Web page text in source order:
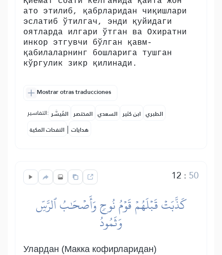
ато этилиб, қабрларидан чиқишлари
эслатиб ўтилгач, энди қуйидаги
оятларда илгари ўтган ва Охиратни
инкор этгувчи бўлган қавм-
қабилаларнинг бошларига тушган
кўргулик зикр қилинади.
Mostrar otras traducciones
التفاسير: المُيسَّر المختصر السعدي ابن كثير الطبري
النفحات المكية | هدايات
12 : 50
كَذَّبَتۡ قَبۡلَهُمۡ قَوۡمُ نُوحٖ وَأَصۡحَٰبُ ٱلرَّسِّ
وَثَمُودُ
Улардан (Макка кофирларидан)